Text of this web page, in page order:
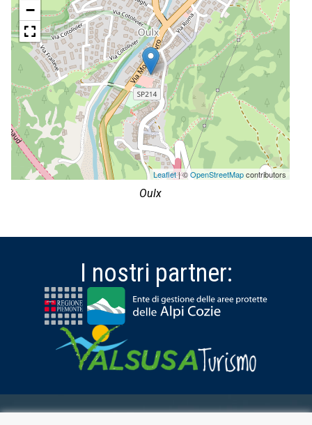
−
Leaflet| ©OpenStreetMapcontributors
Oulx
I nostri partner: